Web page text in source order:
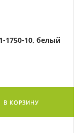
1750-10, белый
В КОРЗИНУ